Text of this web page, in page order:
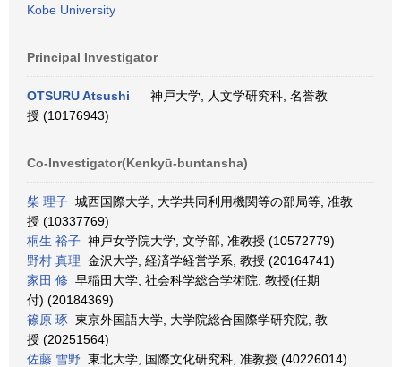
Kobe University
Principal Investigator
OTSURU Atsushi
神戸大学, 人文学研究科, 名誉教
授 (10176943)
Co-Investigator(Kenkyū-buntansha)
柴 理子 城西国際大学, 大学共同利用機関等の部局等, 准教
授 (10337769)
桐生 裕子 神戸女学院大学, 文学部, 准教授 (10572779)
野村 真理 金沢大学, 経済学経営学系, 教授 (20164741)
家田 修 早稲田大学, 社会科学総合学術院, 教授(任期
付) (20184369)
篠原 琢 東京外国語大学, 大学院総合国際学研究院, 教
授 (20251564)
佐藤 雪野 東北大学, 国際文化研究科, 准教授 (40226014)